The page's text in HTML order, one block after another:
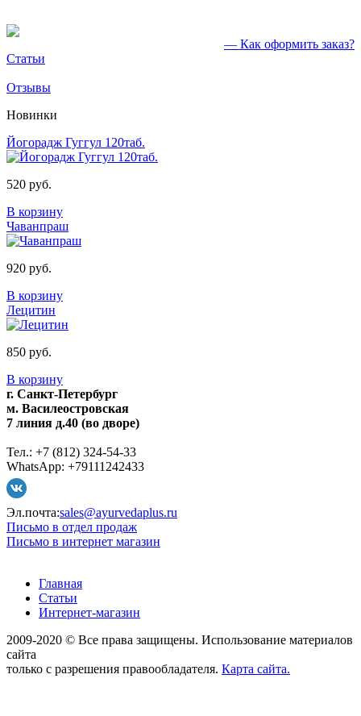
— Как оформить заказ?
Статьи
Отзывы
Новинки
Йогорадж Гуггул 120таб.
520 руб.
В корзину
Чаванпраш
920 руб.
В корзину
Лецитин
850 руб.
В корзину
г. Санкт-Петербург
м. Василеостровская
7 линия д.40 (во дворе)
Тел.: +7 (812) 324-54-33
WhatsApp: +79111242433
Эл.почта:sales@ayurvedaplus.ru
Письмо в отдел продаж
Письмо в интернет магазин
Главная
Статьи
Интернет-магазин
2009-2020 © Все права защищены. Использование материалов
сайта
только с разрешения правообладателя. Карта сайта.